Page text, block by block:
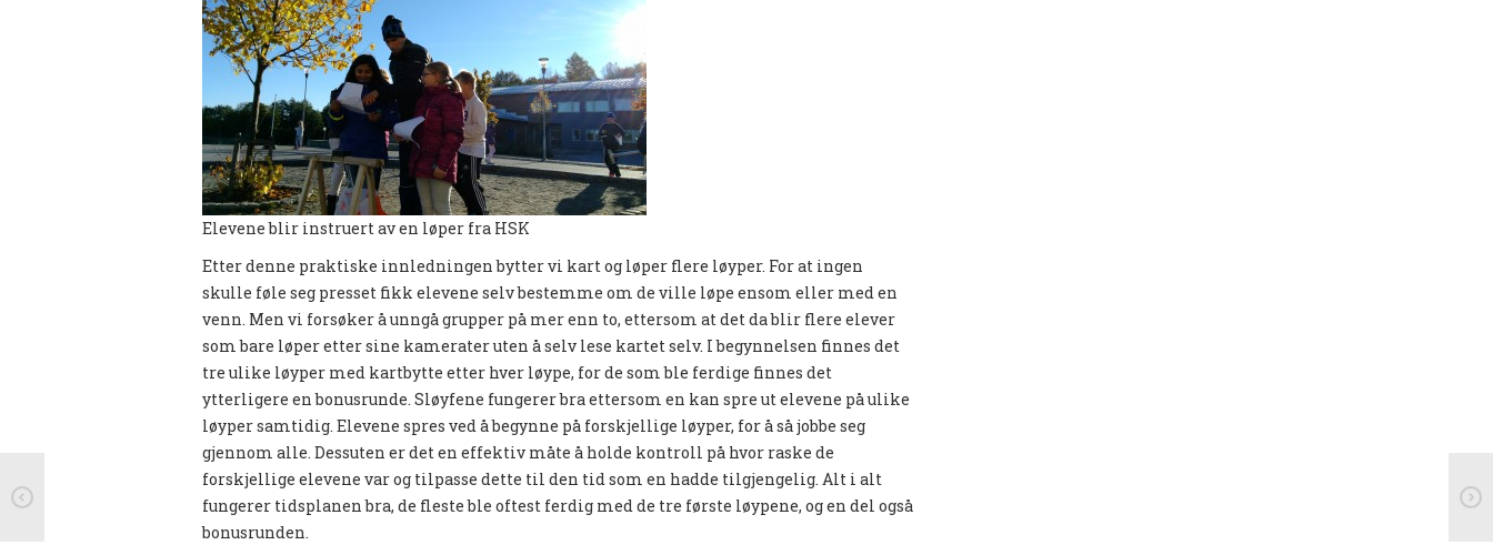
Elevene blir instruert av en løper fra HSK
Etter denne praktiske innledningen bytter vi kart og løper flere løyper. For at ingen
skulle føle seg presset fikk elevene selv bestemme om de ville løpe ensom eller med en
venn. Men vi forsøker å unngå grupper på mer enn to, ettersom at det da blir flere elever
som bare løper etter sine kamerater uten å selv lese kartet selv. I begynnelsen finnes det
tre ulike løyper med kartbytte etter hver løype, for de som ble ferdige finnes det
ytterligere en bonusrunde. Sløyfene fungerer bra ettersom en kan spre ut elevene på ulike
løyper samtidig. Elevene spres ved å begynne på forskjellige løyper, for å så jobbe seg
gjennom alle. Dessuten er det en effektiv måte å holde kontroll på hvor raske de
forskjellige elevene var og tilpasse dette til den tid som en hadde tilgjengelig. Alt i alt
fungerer tidsplanen bra, de fleste ble oftest ferdig med de tre første løypene, og en del også
bonusrunden.